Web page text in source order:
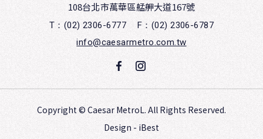
108台北市萬華區艋舺大道167號
T：(02) 2306-6777
F：(02) 2306-6787
info@caesarmetro.com.tw
Copyright © Caesar MetroL. All Rights Reserved.
Design - iBest